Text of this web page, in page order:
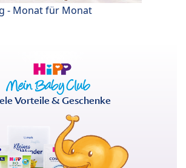
- Monat für Monat
Vorteile & Geschenke